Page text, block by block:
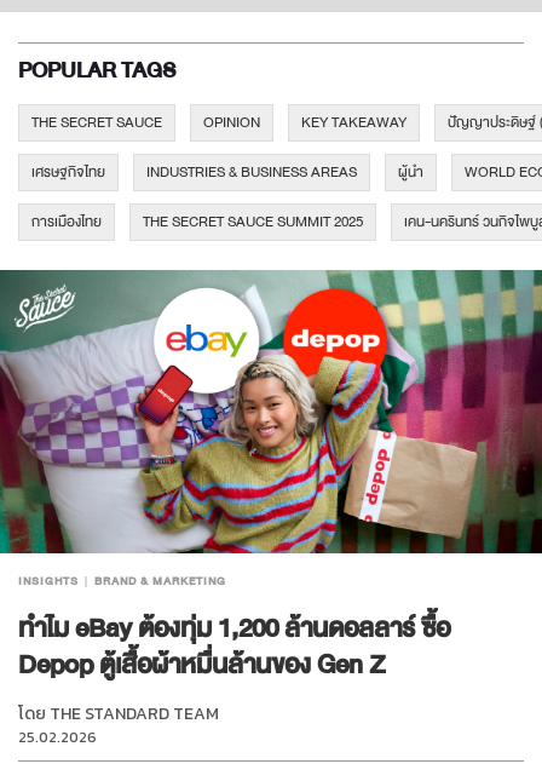
POPULAR TAGS
THE SECRET SAUCE OPINION KEY TAKEAWAY ปัญญาประดิษฐ์
เศรษฐกิจไทย INDUSTRIES & BUSINESS AREAS ผู้นำ WORLD
การเมืองไทย THE SECRET SAUCE SUMMIT 2025 เคน-นครินทร์ วนกิจไพ
INSIGHTS BRAND & MARKETING
ทำไม eBay ต้องทุ่ม 1,200 ล้านดอลลาร์ ซื้อ
Depop ตู้เสื้อผ้าหมื่นล้านของ Gen Z
โดย THE STANDARD TEAM
25.02.2026